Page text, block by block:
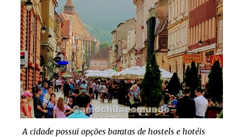
A cidade possui opções baratas de hostels e hotéis